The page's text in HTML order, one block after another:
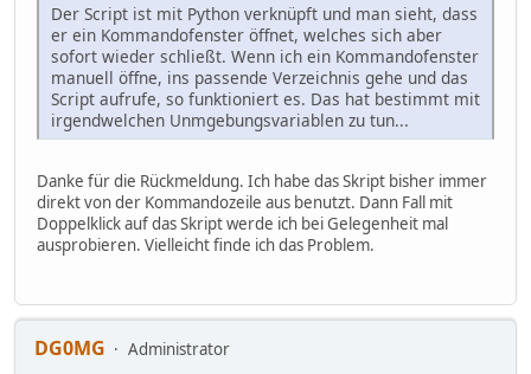
Der Script ist mit Python verknüpft und man sieht, dass
er ein Kommandofenster öffnet, welches sich aber
sofort wieder schließt. Wenn ich ein Kommandofenster
manuell öffne, ins passende Verzeichnis gehe und das
Script aufrufe, so funktioniert es. Das hat bestimmt mit
irgendwelchen Unmgebungsvariablen zu tun...
Danke für die Rückmeldung. Ich habe das Skript bisher immer
direkt von der Kommandozeile aus benutzt. Dann Fall mit
Doppelklick auf das Skript werde ich bei Gelegenheit mal
ausprobieren. Vielleicht finde ich das Problem.
DG0MG
Administrator